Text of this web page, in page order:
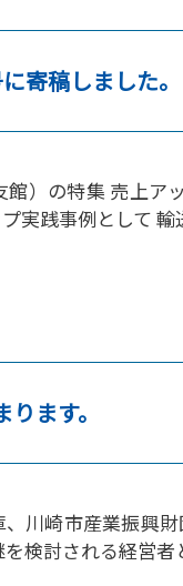
寄稿しました。
館）の特集 売上
実践事例として
ます。
川崎市産業振興
検討される経営